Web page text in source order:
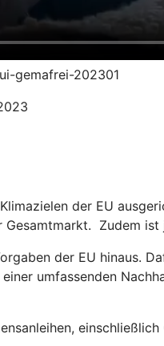
gemafrei-202301
der EU
Zudem
der EU hinaus.
umfassenden
einschließlich